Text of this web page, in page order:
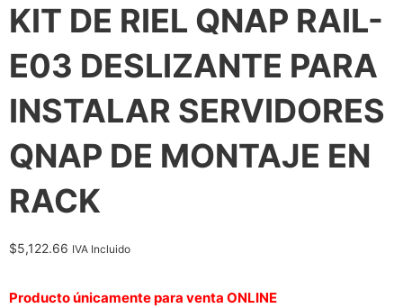
KIT DE RIEL QNAP RAIL-
E03 DESLIZANTE PARA
INSTALAR SERVIDORES
QNAP DE MONTAJE EN
RACK
$5,122.66 IVA Incluido
Producto únicamente para venta ONLINE